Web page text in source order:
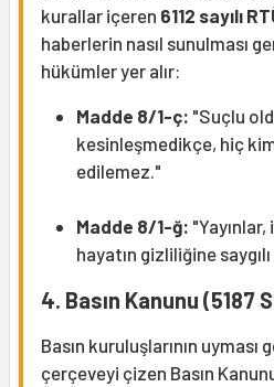
kurallar içeren 6112 sayılı
haberlerin nasıl sunulması
hükümler yer alır:
Madde 8/1-ç: "Suçlu
kesinleşmedikçe, hiç
edilemez."
Madde 8/1-ğ:
hayatın gizliliğine saygılı
4. Basın Kanunu (5187
Basın kuruluşlarının uyması
çerçeveyi çizen Basın